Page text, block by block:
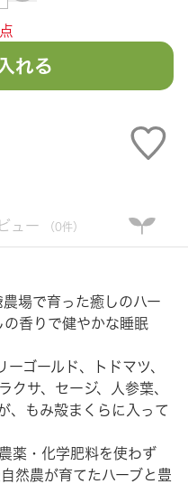
れる
ュー （0件）
場で育った癒しのハー
香りで健やかな睡眠
ーゴールド、トドマツ、
クサ、セージ、人参葉、
、もみ殻まくらに入って
薬・化学肥料を使わず
然農が育てたハーブと豊